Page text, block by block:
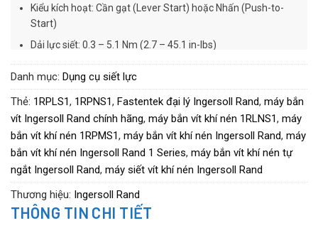
Kiểu kích hoạt: Cần gạt (Lever Start) hoặc Nhấn (Push-to-
Start)
Dải lực siết: 0.3 – 5.1 Nm (2.7 – 45.1 in-lbs)
Tốc độ không tải: 500 – 2800 vòng/phút
Trọng lượng: 0.5 kg
Chiều dài: 213 – 234 mm
Khoảng cách tâm cạnh: 14 – 17 mm
Kiểu trục: 1/4″ Hex Quick Change
Độ ồn: 73 dB(A)
Đầu khí vào: 1/8″ NPT
Lưu lượng khí: 13 CFM
Danh mục: Dụng cụ siết lực
Thẻ: 1RPLS1, 1RPNS1, Fastentek đại lý Ingersoll Rand, máy bắn
vít Ingersoll Rand chính hãng, máy bắn vít khí nén 1RLNS1, máy
bắn vít khí nén 1RPMS1, máy bắn vít khí nén Ingersoll Rand, máy
bắn vít khí nén Ingersoll Rand 1 Series, máy bắn vít khí nén tự
ngắt Ingersoll Rand, máy siết vít khí nén Ingersoll Rand
Thương hiệu: Ingersoll Rand
THÔNG TIN CHI TIẾT